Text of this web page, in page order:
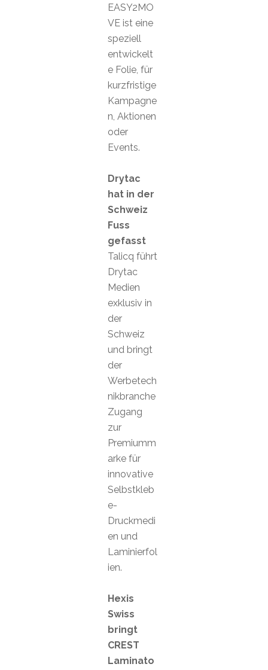
EASY2MO
VE ist eine
speziell
entwickelt
e Folie, für
kurzfristige
Kampagne
n, Aktionen
oder
Events.
Drytac
hat in der
Schweiz
Fuss
gefasst
Talicq führt
Drytac
Medien
exklusiv in
der
Schweiz
und bringt
der
Werbetech
nikbranche
Zugang
zur
Premiumm
arke für
innovative
Selbstkleb
e-
Druckmedi
en und
Laminierfol
ien.
Hexis
Swiss
bringt
CREST
Laminato